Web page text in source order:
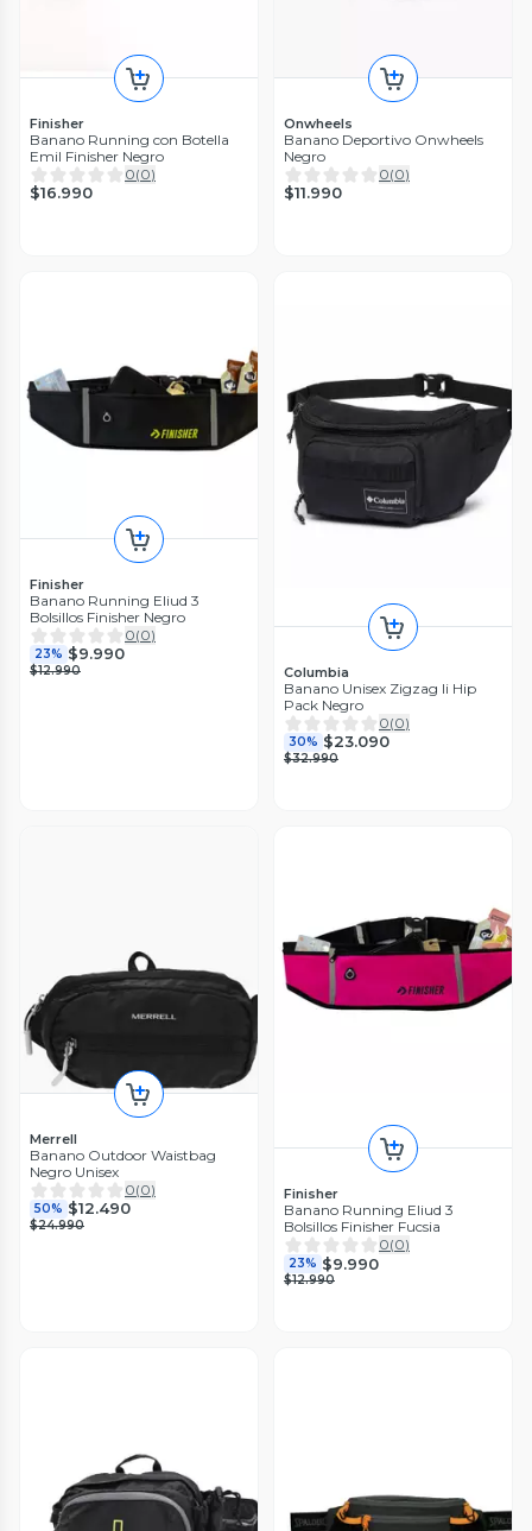
Finisher
Banano Running con Botella
Emil Finisher Negro
0(0)
$16.990
Onwheels
Banano Deportivo Onwheels
Negro
0(0)
$11.990
Finisher
Banano Running Eliud 3
Bolsillos Finisher Negro
0(0)
23% $9.990
$12.990 Columbia
Banano Unisex Zigzag Ii Hip
Pack Negro
0(0)
30% $23.090
$32.990
Merrell
Banano Outdoor Waistbag
Negro Unisex
0(0)
50% $12.490
$24.990
Finisher
Banano Running Eliud 3
Bolsillos Finisher Fucsia
0(0)
23% $9.990
$12.990